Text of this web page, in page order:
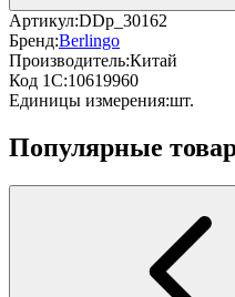
Артикул:DDp_30162
Бренд:Berlingo
Производитель:Китай
Код 1С:10619960
Единицы измерения:шт.
Популярные